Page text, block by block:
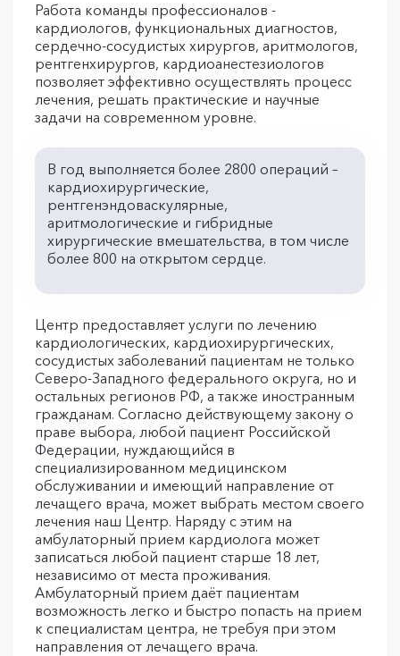
Работа команды профессионалов -
кардиологов, функциональных диагностов,
сердечно-сосудистых хирургов, аритмологов,
рентгенхирургов, кардиоанестезиологов
позволяет эффективно осуществлять процесс
лечения, решать практические и научные
задачи на современном уровне.
В год выполняется более 2800 операций –
кардиохирургические,
рентгенэндоваскулярные,
аритмологические и гибридные
хирургические вмешательства, в том числе
более 800 на открытом сердце.
Центр предоставляет услуги по лечению
кардиологических, кардиохирургических,
сосудистых заболеваний пациентам не только
Северо-Западного федерального округа, но и
остальных регионов РФ, а также иностранным
гражданам. Согласно действующему закону о
праве выбора, любой пациент Российской
Федерации, нуждающийся в
специализированном медицинском
обслуживании и имеющий направление от
лечащего врача, может выбрать местом своего
лечения наш Центр. Наряду с этим на
амбулаторный прием кардиолога может
записаться любой пациент старше 18 лет,
независимо от места проживания.
Амбулаторный прием даёт пациентам
возможность легко и быстро попасть на прием
к специалистам центра, не требуя при этом
направления от лечащего врача.